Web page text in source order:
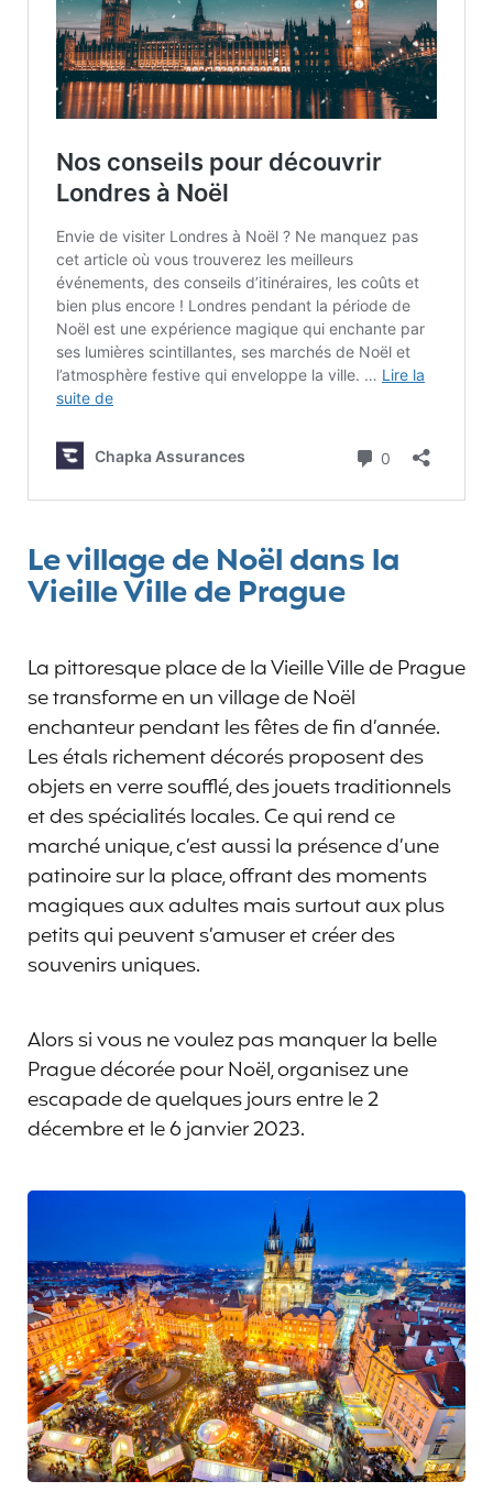
Le village de Noël dans la
Vieille Ville de Prague
La pittoresque place de la Vieille Ville de Prague
se transforme en un village de Noël
enchanteur pendant les fêtes de fin d’année.
Les étals richement décorés proposent des
objets en verre soufflé, des jouets traditionnels
et des spécialités locales. Ce qui rend ce
marché unique, c’est aussi la présence d’une
patinoire sur la place, offrant des moments
magiques aux adultes mais surtout aux plus
petits qui peuvent s’amuser et créer des
souvenirs uniques.
Alors si vous ne voulez pas manquer la belle
Prague décorée pour Noël, organisez une
escapade de quelques jours entre le 2
décembre et le 6 janvier 2023.